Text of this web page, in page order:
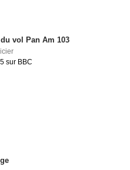
vol Pan Am 103
sur BBC